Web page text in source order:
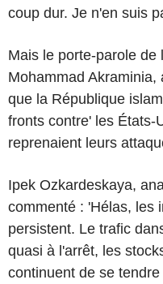
coup dur. Je n'en suis
Mais le porte-parole de
Mohammad
que la République
fronts contre' les États-
reprenaient leurs
Ipek Ozkardeskaya,
commenté : 'Hélas, les
persistent. Le trafic
quasi à l'arrêt, les
continuent de se